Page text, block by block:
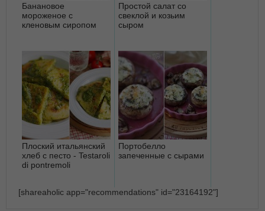
Банановое
мороженое с
кленовым сиропом
Простой салат со
свеклой и козьим
сыром
Плоский итальянский
хлеб с песто - Testaroli
di pontremoli
Портобелло
запеченные с сырами
[shareaholic app="recommendations" id="23164192"]